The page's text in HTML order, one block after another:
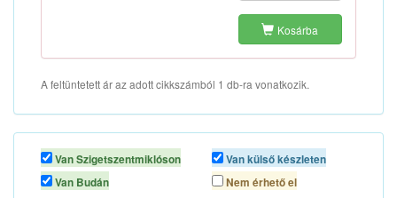
Kosárba
A feltüntetett ár az adott cikkszámból 1 db-ra vonatkozik.
Van Szigetszentmiklóson
Van Budán
Van külső készleten
Nem érhető el